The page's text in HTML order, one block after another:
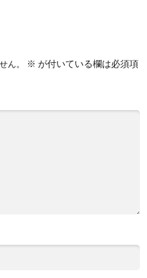
ん。 ※ が付いている欄は必須項